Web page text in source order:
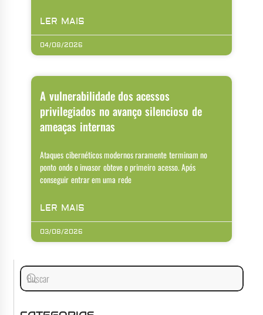
LER MAIS
04/08/2026
A vulnerabilidade dos acessos
privilegiados no avanço silencioso de
ameaças internas
Ataques cibernéticos modernos raramente terminam no
ponto onde o invasor obteve o primeiro acesso. Após
conseguir entrar em uma rede
LER MAIS
03/08/2026